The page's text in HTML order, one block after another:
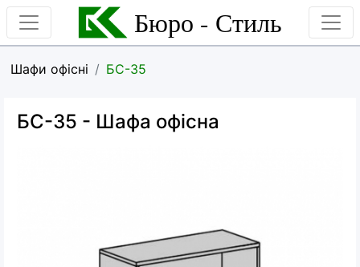
Бюро - Стиль
Шафи офісні БС-35
БС-35 - Шафа офісна